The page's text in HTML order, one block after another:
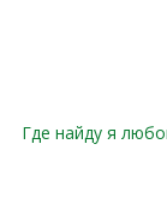
Где найду я